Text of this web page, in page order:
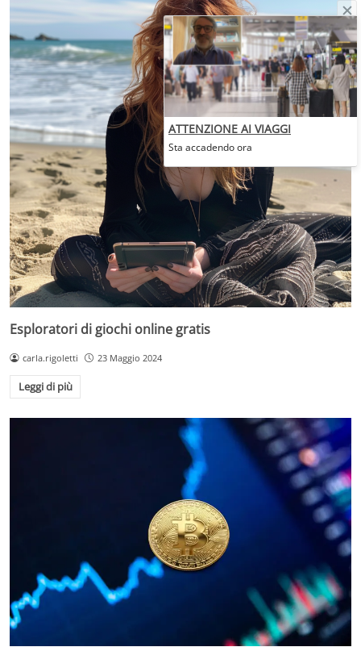
Esploratori di giochi online gratis
carla.rigoletti 23 Maggio 2024
Leggi di più
ATTENZIONE AI VIAGGI
Sta accadendo ora